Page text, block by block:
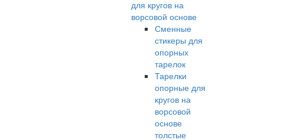
для кругов на
ворсовой основе
Сменные
стикеры для
опорных
тарелок
Тарелки
опорные для
кругов на
ворсовой
основе
толстые